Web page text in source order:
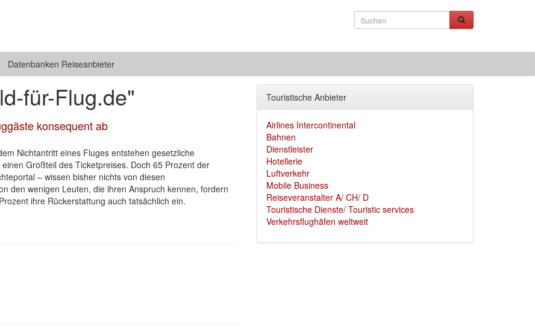
Datenbanken Reiseanbieter
für-Flug.de"
konsequent ab
Nichtantritt eines Fluges entstehen gesetzliche
Großteil des Ticketpreises. Doch 65 Prozent der
– wissen bisher nichts von diesen
den wenigen Leuten, die ihren Anspruch kennen, fordern
ihre Rückerstattung auch tatsächlich ein.
Touristische Anbieter
Airlines Intercontinental
Bahnen
Dienstleister
Hotellerie
Luftverkehr
Mobile Business
Reiseveranstalter A/ CH/ D
Touristische Dienste/ Touristic services
Verkehrsflughäfen weltweit